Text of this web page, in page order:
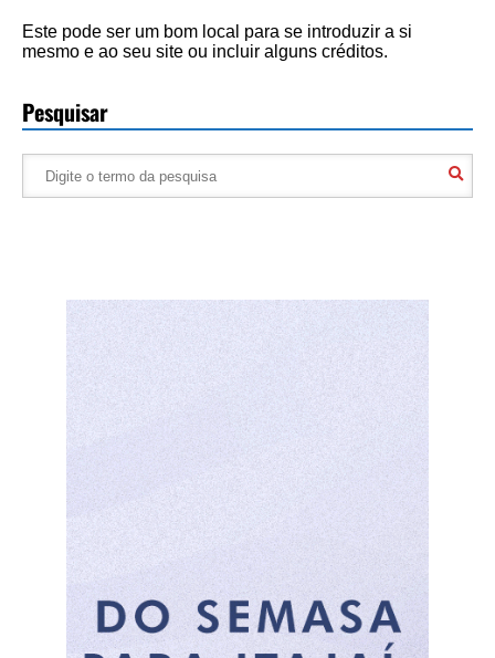
Este pode ser um bom local para se introduzir a si
mesmo e ao seu site ou incluir alguns créditos.
Pesquisar